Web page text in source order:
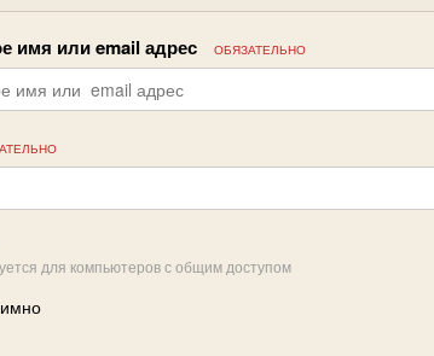
имя или email адрес ОБЯЗАТЕЛЬНО
для компьютеров с общим доступом